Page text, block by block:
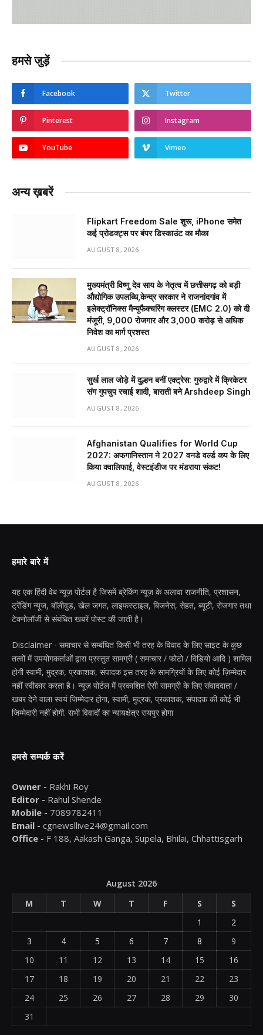
हमसे जुड़ें
Facebook Twitter
Pinterest Instagram
YouTube Vimeo
अन्य ख़बरें
Flipkart Freedom Sale शुरू, iPhone समेत
कई प्रोडक्ट्स पर बंपर डिस्काउंट का मौका
AUGUST 8, 2026
मुख्यमंत्री विष्णु देव साय के नेतृत्व में छत्तीसगढ़ को बड़ी
औद्योगिक उपलब्धि,केन्द्र सरकार ने राजनांदगांव में
इलेक्ट्रॉनिक्स मैन्युफैक्चरिंग क्लस्टर (EMC 2.0) को दी
मंजूरी, 9,000 रोजगार और ₹3,000 करोड़ से अधिक
निवेश का मार्ग प्रशस्त
AUGUST 8, 2026
सुर्ख लाल जोड़े में दुल्हन बनीं एक्ट्रेस: गुरुद्वारे में क्रिकेटर
संग गुपचुप रचाई शादी, बाराती बने Arshdeep Singh
AUGUST 8, 2026
Afghanistan Qualifies for World Cup
2027: अफगानिस्तान ने 2027 वनडे वर्ल्ड कप के लिए
किया क्वालिफाई, वेस्टइंडीज पर मंडराया संकट!
AUGUST 8, 2026
हमारे बारे में
यह एक हिंदी वेब न्यूज़ पोर्टल है जिसमें ब्रेकिंग न्यूज़ के अलावा राजनीति, प्रशासन,
ट्रेंडिंग न्यूज, बॉलीवुड, खेल जगत, लाइफस्टाइल, बिजनेस, सेहत, ब्यूटी, रोजगार तथा
टेक्नोलॉजी से संबंधित खबरें पोस्ट की जाती है।
Disclaimer - समाचार से सम्बंधित किसी भी तरह के विवाद के लिए साइट के कुछ
तत्वों में उपयोगकर्ताओं द्वारा प्रस्तुत सामग्री ( समाचार / फोटो / विडियो आदि ) शामिल
होगी स्वामी, मुद्रक, प्रकाशक, संपादक इस तरह के सामग्रियों के लिए कोई ज़िम्मेदार
नहीं स्वीकार करता है। न्यूज़ पोर्टल में प्रकाशित ऐसी सामग्री के लिए संवाददाता /
खबर देने वाला स्वयं जिम्मेदार होगा, स्वामी, मुद्रक, प्रकाशक, संपादक की कोई भी
जिम्मेदारी नहीं होगी. सभी विवादों का न्यायक्षेत्र रायपुर होगा
हमसे सम्पर्क करें
Owner - Rakhi Roy
Editor - Rahul Shende
Mobile - 7089782411
Email - cgnewsllive24@gmail.com
Office - F 188, Aakash Ganga, Supela, Bhilai, Chhattisgarh
August 2026
M
T W T F S
S
1
2
3
4 5 6 7 8
9
10
11 12 13 14 15
16
17
18 19 20 21 22
23
24
25 26 27 28 29
30
31